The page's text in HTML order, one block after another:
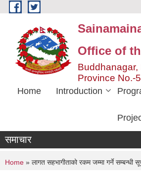
Skip to main content
Office of
Buddhanagar,
Province No.-
Home Introduction
समाचार
You are here
Home » लागत सहभागीताको रकम जम्मा गर्ने सम्बन्धी